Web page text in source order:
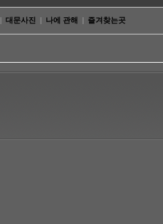
대문사진 나에 관해 즐겨찾는곳